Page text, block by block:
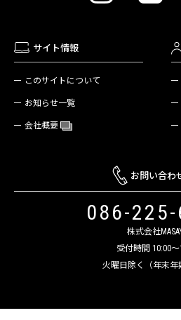
サイト情報
このサイトについて
お知らせ一覧
会社概要
お問い合わ
086-
株式会社
受付時間 10:00～
火曜日除く（年末年